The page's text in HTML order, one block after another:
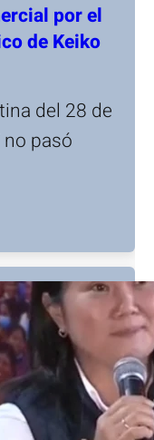
por el
de Keiko
del 28 de
pasó